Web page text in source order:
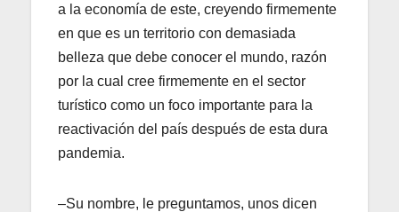
a la economía de este, creyendo firmemente
en que es un territorio con demasiada
belleza que debe conocer el mundo, razón
por la cual cree firmemente en el sector
turístico como un foco importante para la
reactivación del país después de esta dura
pandemia.
–Su nombre, le preguntamos, unos dicen